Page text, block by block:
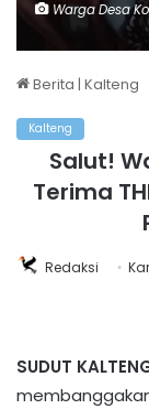
Warga Desa
Berita | Kalteng
Kalteng
Salut!
Terima
Redaksi
SUDUT